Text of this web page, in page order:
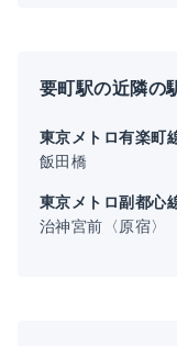
要町駅の近隣の
東京メトロ有楽町
飯田橋
東京メトロ副都心
治神宮前〈原宿〉